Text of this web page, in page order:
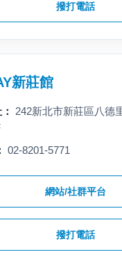
撥打電話
新莊館
242新北市新莊區八德
02-8201-5771
網站/社群平台
撥打電話